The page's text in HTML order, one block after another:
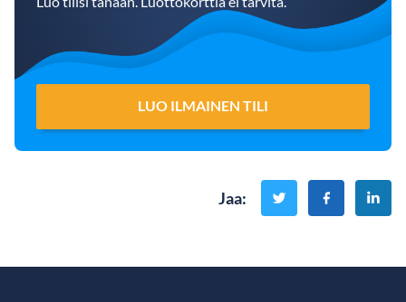
LUO ILMAINEN TILI
Jaa: